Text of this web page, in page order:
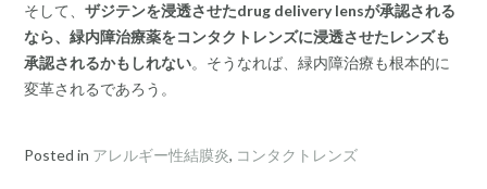
そして、 ザジテンを浸透させたdrug delivery lensが承認される
なら、緑内障治療薬をコンタクトレンズに浸透させたレンズも
承認されるかもしれない。そうなれば、緑内障治療も根本的に
変革されるであろう。
Posted in アレルギー性結膜炎, コンタクトレンズ